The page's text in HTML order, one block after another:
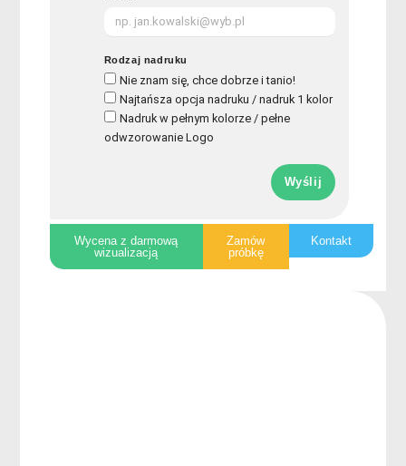
Rodzaj nadruku
Nie znam się, chce dobrze i tanio!
Najtańsza opcja nadruku / nadruk 1 kolor
Nadruk w pełnym kolorze / pełne
odwzorowanie Logo
Wyślij
Wycena z darmową
wizualizacją
Zamów
próbkę
Kontakt